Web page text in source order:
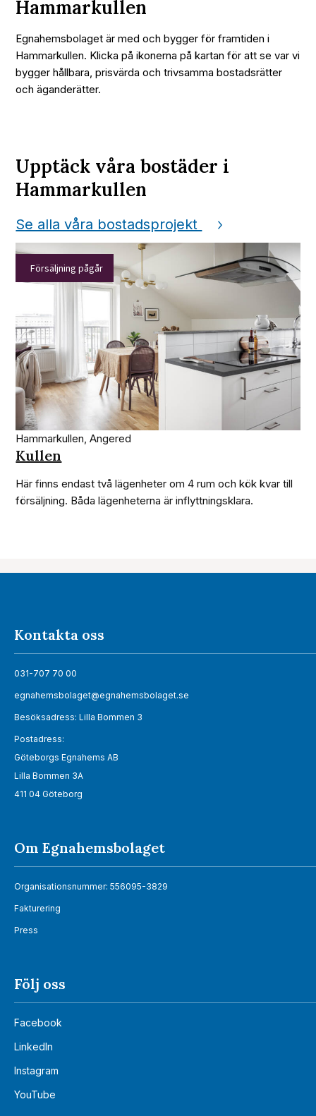
Hammarkullen
Egnahemsbolaget är med och bygger för framtiden i
Hammarkullen. Klicka på ikonerna på kartan för att se var vi
bygger hållbara, prisvärda och trivsamma bostadsrätter
och äganderätter.
Upptäck våra bostäder i
Hammarkullen
Se alla våra bostadsprojekt
Försäljning pågår
Hammarkullen, Angered
Kullen
Här finns endast två lägenheter om 4 rum och kök kvar till
försäljning. Båda lägenheterna är inflyttningsklara.
Kontakta oss
031-707 70 00
egnahemsbolaget@egnahemsbolaget.se
Besöksadress: Lilla Bommen 3
Postadress:
Göteborgs Egnahems AB
Lilla Bommen 3A
411 04 Göteborg
Om Egnahemsbolaget
Organisationsnummer: 556095-3829
Fakturering
Press
Följ oss
Facebook
LinkedIn
Instagram
YouTube